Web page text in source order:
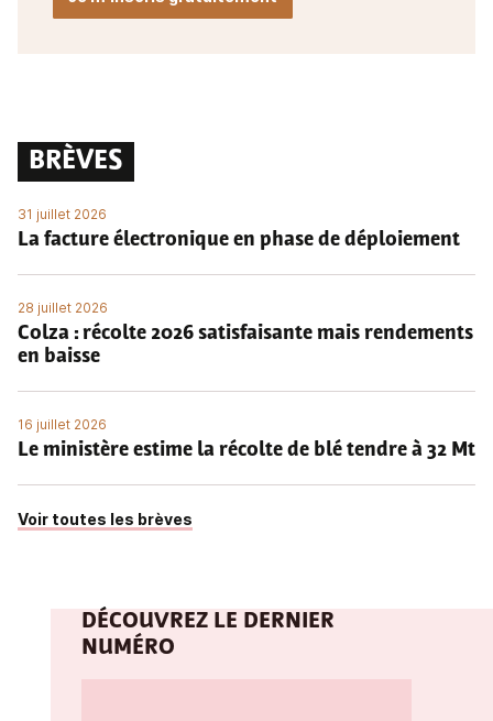
BRÈVES
31 juillet 2026
La facture électronique en phase de déploiement
28 juillet 2026
Colza : récolte 2026 satisfaisante mais rendements
en baisse
16 juillet 2026
Le ministère estime la récolte de blé tendre à 32 Mt
Voir toutes les brèves
DÉCOUVREZ LE DERNIER
NUMÉRO